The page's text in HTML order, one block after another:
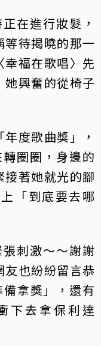
在進行妝髮，
等待揭曉的那一
福在歌唱〉先
她興奮的從椅子
度歌曲獎」，
圈圈，身邊的
著她就光的腳
「到底要去哪
刺激～～謝謝
友也紛紛留言恭
拿獎」，還有
下去拿保利達